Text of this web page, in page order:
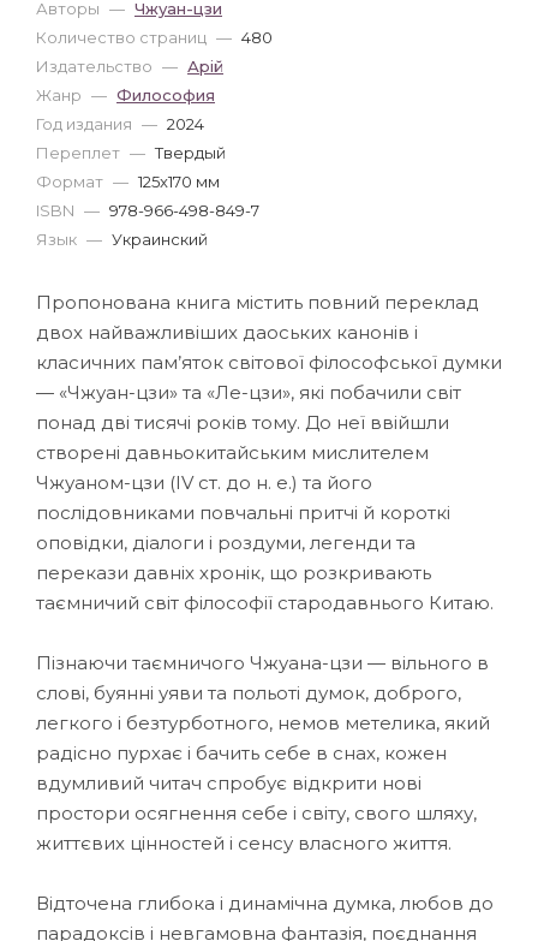
Авторы — Чжуан-цзи
Количество страниц — 480
Издательство — Арій
Жанр — Философия
Год издания — 2024
Переплет — Твердый
Формат — 125x170 мм
ISBN — 978-966-498-849-7
Язык — Украинский
Пропонована книга містить повний переклад
двох найважливіших даоських канонів і
класичних пам’яток світової філософської думки
— «Чжуан-цзи» та «Ле-цзи», які побачили світ
понад дві тисячі років тому. До неї ввійшли
створені давньокитайським мислителем
Чжуаном-цзи (ІV ст. до н. е.) та його
послідовниками повчальні притчі й короткі
оповідки, діалоги і роздуми, легенди та
перекази давніх хронік, що розкривають
таємничий світ філософії стародавнього Китаю.
Пізнаючи таємничого Чжуана-цзи — вільного в
слові, буянні уяви та польоті думок, доброго,
легкого і безтурботного, немов метелика, який
радісно пурхає і бачить себе в снах, кожен
вдумливий читач спробує відкрити нові
простори осягнення себе і світу, свого шляху,
життєвих цінностей і сенсу власного життя.
Відточена глибока і динамічна думка, любов до
парадоксів і невгамовна фантазія, поєднання